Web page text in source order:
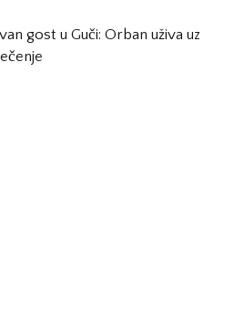
gost u Guči: Orban uživa uz